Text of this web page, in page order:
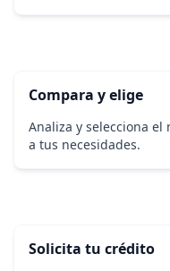
Compara y elige
Analiza y selecciona
a tus necesidades.
Solicita tu crédito